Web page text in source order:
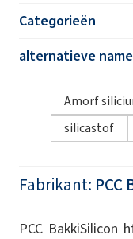
Categorieën
alternatieve
Amorf
silicastof
Fabrikant:
PCC